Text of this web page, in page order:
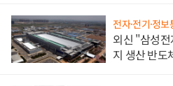
전자·전기·정보
외신 "삼성전
지 생산 반도